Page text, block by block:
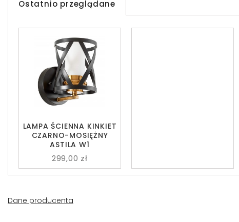
Ostatnio przeglądane
LAMPA ŚCIENNA KINKIET
CZARNO-MOSIĘŻNY
ASTILA W1
299,00 zł
Dane producenta